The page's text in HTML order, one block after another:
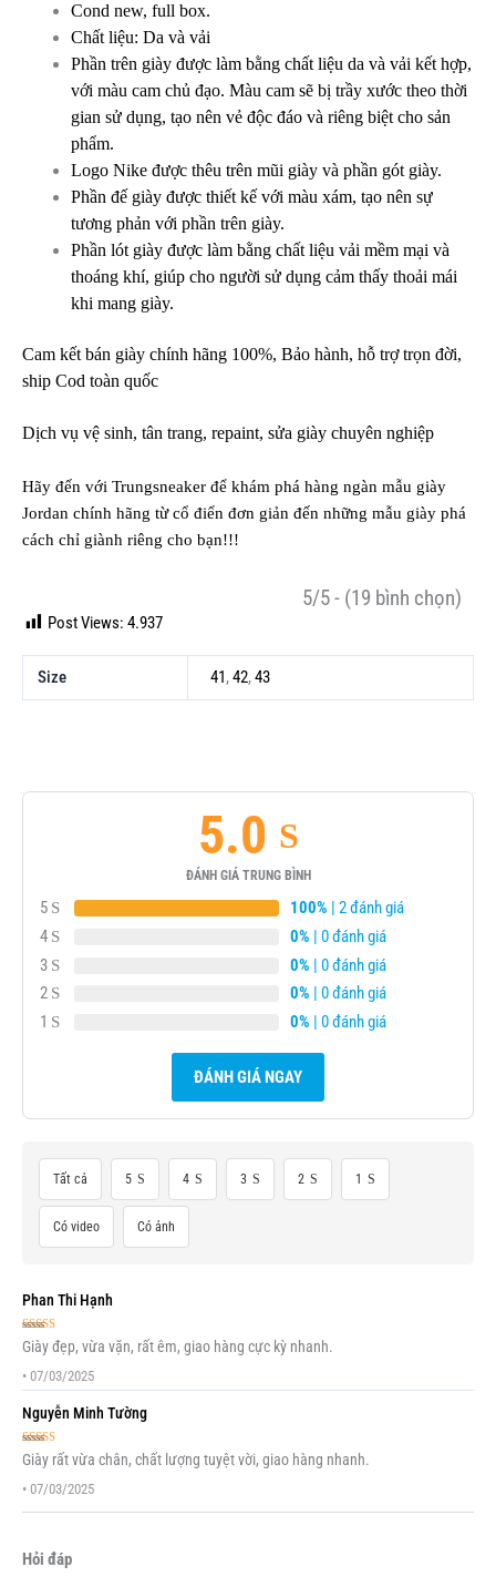
Cond new, full box.
Chất liệu: Da và vải
Phần trên giày được làm bằng chất liệu da và vải kết hợp,
với màu cam chủ đạo. Màu cam sẽ bị trầy xước theo thời
gian sử dụng, tạo nên vẻ độc đáo và riêng biệt cho sản
phẩm.
Logo Nike được thêu trên mũi giày và phần gót giày.
Phần đế giày được thiết kế với màu xám, tạo nên sự
tương phản với phần trên giày.
Phần lót giày được làm bằng chất liệu vải mềm mại và
thoáng khí, giúp cho người sử dụng cảm thấy thoải mái
khi mang giày.
Cam kết bán giày chính hãng 100%, Bảo hành, hỗ trợ trọn đời,
ship Cod toàn quốc
Dịch vụ vệ sinh, tân trang, repaint, sửa giày chuyên nghiệp
Hãy đến với Trungsneaker để khám phá hàng ngàn mẫu giày
Jordan chính hãng từ cổ điển đơn giản đến những mẫu giày phá
cách chỉ giành riêng cho bạn!!!
5/5 - (19 bình chọn)
Post Views: 4.937
Size 41,42,43
5.0
ĐÁNH GIÁ TRUNG BÌNH
5 100% | 2 đánh giá
4
0% | 0 đánh giá
3
0% | 0 đánh giá
2
0% | 0 đánh giá
1
0% | 0 đánh giá
ĐÁNH GIÁ NGAY
Tất cả 5 4 3 2 1
Có video Có ảnh
Phan Thi Hạnh
Được xếp
hạng 55 sao
Giày đẹp, vừa vặn, rất êm, giao hàng cực kỳ nhanh.
• 07/03/2025
Nguyễn Minh Tường
Được xếp
hạng 5 5 sao
Giày rất vừa chân, chất lượng tuyệt vời, giao hàng nhanh.
• 07/03/2025
Hỏi đáp